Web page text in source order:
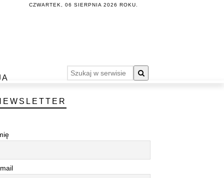
CZWARTEK, 06 SIERPNIA 2026 ROKU.